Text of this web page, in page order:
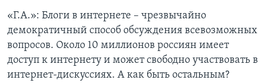
«Г.А.»: Блоги в интернете – чрезвычайно
демократичный способ обсуждения всевозможных
вопросов. Около 10 миллионов россиян имеет
доступ к интернету и может свободно участвовать в
интернет-дискуссиях. А как быть остальным?